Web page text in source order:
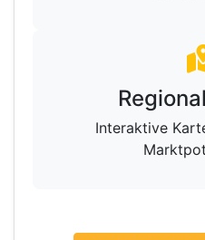
Interaktive